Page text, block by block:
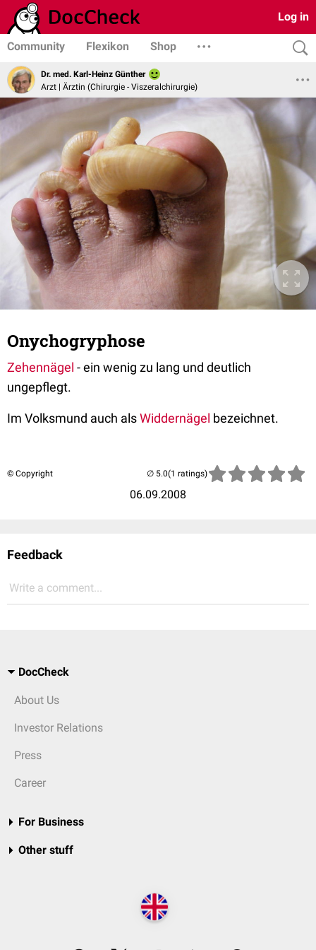
Log in
Community Flexikon Shop
Dr. med. Karl-Heinz Günther
Arzt | Ärztin (Chirurgie - Viszeralchirurgie)
Onychogryphose
Zehennägel - ein wenig zu lang und deutlich
ungepflegt.
Im Volksmund auch alsWiddernägel bezeichnet.
© Copyright
06.09.2008
(1 ratings)
Feedback
Write a comment...
DocCheck
About Us
Investor Relations
Press
Career
For Business
Other stuff